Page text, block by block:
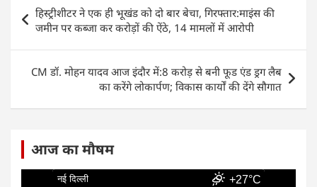
b
o
o
A
p
p
dI
n
navigation
हिस्ट्रीशीटर ने एक ही भूखंड को दो बार बेचा, गिरफ्तार:माइंस की
जमीन पर कब्जा कर करोड़ों की ऐंठे, 14 मामलों में आरोपी
CM डॉ. मोहन यादव आज इंदौर में:8 करोड़ से बनी फूड एंड ड्रग लैब
का करेंगे लोकार्पण; विकास कार्यों की देंगे सौगात
आज का मौषम
नई दिल्ली +27°C